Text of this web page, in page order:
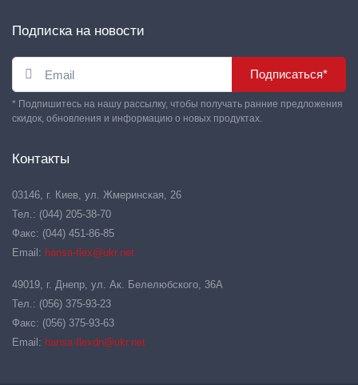
Подписка на новости
Подписаться*
* Подпишитесь на нашу рассылку, чтобы получать ранние предложения
скидок, обновления и информацию о новых продуктах.
Контакты
03146, г. Киев, ул. Жмеринская, 26
Тел.: (044) 205-38-70
Факс: (044) 451-86-85
Email: hansa-flex@ukr.net
49019, г. Днепр, ул. Ак. Белелюбского, 36А
Тел.: (056) 375-93-23
Факс: (056) 375-93-63
Email: hansa-flexdn@ukr.net